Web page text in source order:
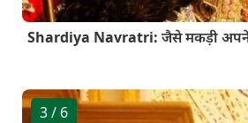
Shardiya Navratri: जैसे मकड़ी अपने
3/ 6